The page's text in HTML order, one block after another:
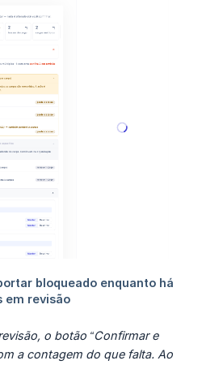
o botão “Confirmar e
a contagem do que falta. Ao